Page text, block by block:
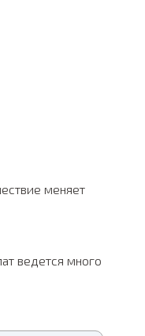
меняет
ведется много